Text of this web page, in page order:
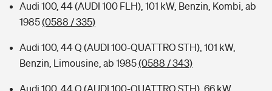
Audi 100, 44 (AUDI 100 FLH), 101 kW, Benzin, Kombi, ab
1985(0588 / 335)
Audi 100, 44 Q (AUDI 100-QUATTRO STH), 101 kW,
Benzin, Limousine, ab 1985(0588 / 343)
Audi 100, 44 Q (AUDI 100-QUATTRO STH), 66 kW,